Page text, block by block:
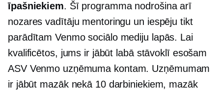
īpašniekiem. Šī programma nodrošina arī
nozares vadītāju mentoringu un iespēju tikt
parādītam Venmo sociālo mediju lapās. Lai
kvalificētos, jums ir jābūt labā stāvoklī esošam
ASV Venmo uzņēmuma kontam. Uzņēmumam
ir jābūt mazāk nekā 10 darbiniekiem, mazāk